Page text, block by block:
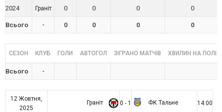
2024 Граніт 0 0 0 0
Всього - 0 0 0 0
СЕЗОН КЛУБ ГОЛИ АВТОГОЛ ЗІГРАНО МАТЧІВ ХВИЛИН НА ПОЛІ
Всього -
12 Жовтня,
2025
Граніт 0 - 1 ФК Тальне 14:00